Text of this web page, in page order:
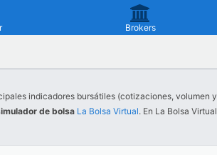
Brokers
indicadores bursátiles (cotizaciones, volumen y
de bolsa La Bolsa Virtual. En La Bolsa Virtual